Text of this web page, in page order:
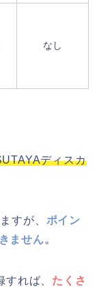
なし
ディスカ
すが、 ポイン
ません。
れば、 たくさ